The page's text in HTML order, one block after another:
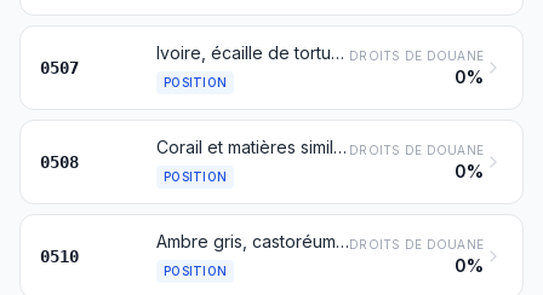
0507
Ivoire, écaille de tortue, fanons (y compris les barbes) de baleine ou d'autres mammifères marins, cornes, bois, sabots, ongles, griffes et becs, bruts ou simplement préparés mais non découpés en forme; poudres et déchets de ces matières
POSITION
DROITS DE DOUANE
0%
0508
Corail et matières similaires, bruts ou simplement préparés, mais non autrement travaillés; coquilles et carapaces de mollusques, de crustacés ou d'échinodermes et os de seiches, bruts ou simplement préparés, mais non découpés en forme, leurs poudres et leurs déchets
POSITION
DROITS DE DOUANE
0%
0510
Ambre gris, castoréum, civette et musc; cantharides; bile, même séchée; glandes et autres substances d'origine animale utilisées pour la préparation de produits pharmaceutiques, fraîches, réfrigérées, congelées ou autrement conservées de façon provisoire
POSITION
DROITS DE DOUANE
0%